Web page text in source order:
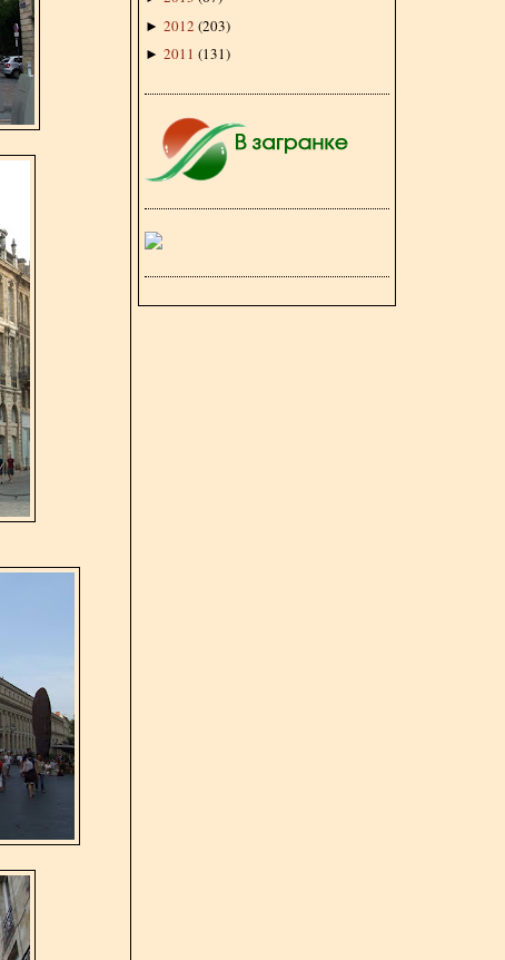
► 2012 (203)
► 2011 (131)